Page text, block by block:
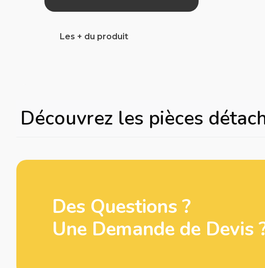
Les + du produit
Découvrez les pièces
Des Questions ?
Une Demande de Devis